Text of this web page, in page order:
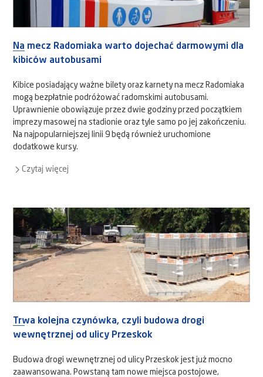
Na mecz Radomiaka warto dojechać darmowymi dla
kibiców autobusami
Kibice posiadający ważne bilety oraz karnety na mecz Radomiaka
mogą bezpłatnie podróżować radomskimi autobusami.
Uprawnienie obowiązuje przez dwie godziny przed początkiem
imprezy masowej na stadionie oraz tyle samo po jej zakończeniu.
Na najpopularniejszej linii 9 będą również uruchomione
dodatkowe kursy.
Czytaj więcej
Trwa kolejna czynówka, czyli budowa drogi
wewnętrznej od ulicy Przeskok
Budowa drogi wewnętrznej od ulicy Przeskok jest już mocno
zaawansowana. Powstaną tam nowe miejsca postojowe,